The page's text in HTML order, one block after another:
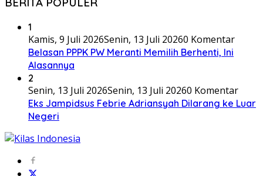
1
Kamis, 9 Juli 2026Senin, 13 Juli 20260 Komentar
Belasan PPPK PW Meranti Memilih Berhenti, Ini
Alasannya
2
Senin, 13 Juli 2026Senin, 13 Juli 20260 Komentar
Eks Jampidsus Febrie Adriansyah Dilarang ke Luar
Negeri